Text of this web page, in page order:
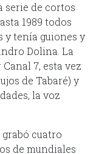
serie de cortos
1989 todos
y tenía guiones y
Dolina. La
7, esta vez
de Tabaré) y
la voz
cuatro
de mundiales